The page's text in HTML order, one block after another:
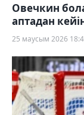
Овечкин
аптадан
25 маусым 2026